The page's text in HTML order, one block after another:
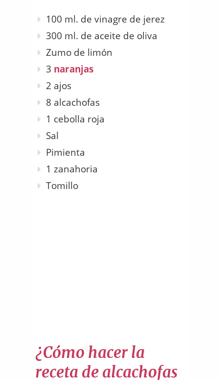
100 ml. de vinagre de jerez
300 ml. de aceite de oliva
Zumo de limón
3 naranjas
2 ajos
8 alcachofas
1 cebolla roja
Sal
Pimienta
1 zanahoria
Tomillo
¿Cómo hacer la
receta de alcachofas